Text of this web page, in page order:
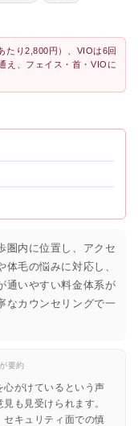
たり2,800円）、VIOは6回
え、フェイス・首・VIOに
圏内に位置し、アクセ
毛の悩みに対応し、
通いやすい料金体系が
なカウンセリングで一
要約
心がけているという声
も見受けられます。
キュリティ面での慎